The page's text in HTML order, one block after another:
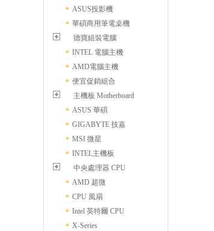
ASUS投影機
華碩商用筆電桌機
德寶組裝電腦
INTEL 電腦主機
AMD電腦主機
便宜促銷組合
主機板 Motherboard
ASUS 華碩
GIGABYTE 技嘉
MSI 微星
INTEL主機板
中央處理器 CPU
AMD 超微
CPU 風扇
Intel 英特爾 CPU
X-Series